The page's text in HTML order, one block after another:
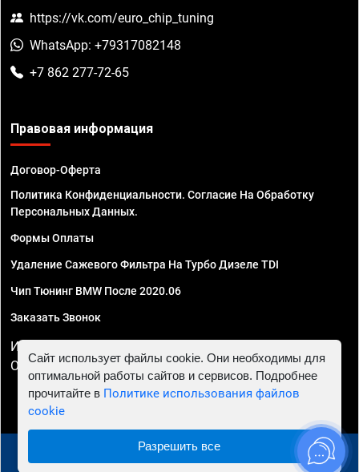
https://vk.com/euro_chip_tuning
WhatsApp: +79317082148
+7 862 277-72-65
Правовая информация
Договор-Оферта
Политика Конфиденциальности. Согласие На Обработку
Персональных Данных.
Формы Оплаты
Удаление Сажевого Фильтра На Турбо Дизеле TDI
Чип Тюнинг BMW После 2020.06
Заказать Звонок
ИП Смирнов Георгий Павлович. ИНН 781302555843,
ОГРНИП 324470400032610
© 2010 - 2026 Чип тюнинг в Сочи - Автосервис "Евро
Сайт использует файлы cookie. Они необходимы для
оптимальной работы сайтов и сервисов. Подробнее
прочитайте в Политике использования файлов
cookie
Разрешить все